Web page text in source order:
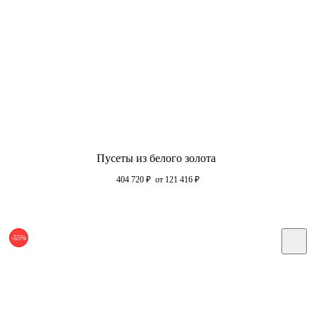
Пусеты из белого золота
404 720 ₽ от 121 416 ₽
-55%